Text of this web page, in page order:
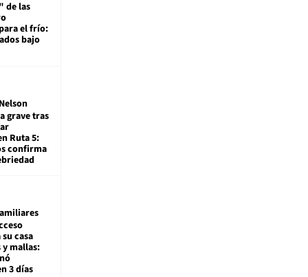
de las
el frío:
bajo
Nelson
grave tras
Ruta 5:
confirma
casa
mallas:
3 días